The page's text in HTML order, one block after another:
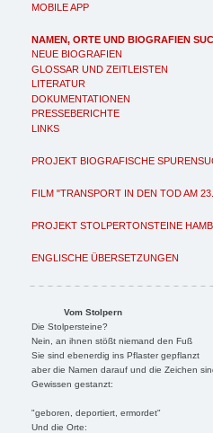
MOBILE APP
NAMEN, ORTE UND BIOGRAFIEN
NEUE BIOGRAFIEN
GLOSSAR UND ZEITLEISTEN
LITERATUR
DOKUMENTATIONEN
PRESSEBERICHTE
LINKS
PROJEKT BIOGRAFISCHE
FILM "TRANSPORT IN DEN TOD AM
PROJEKT STOLPERTONSTEINE
ENGLISCHE ÜBERSETZUNGEN
Vom Stolpern
Die Stolpersteine?
Nein, an ihnen stößt niemand den Fuß
Sie sind ebenerdig ins Pflaster gepflanzt
aber die Namen darauf und die Zeichen
Gewissen gestanzt:
"geboren, deportiert, ermordet"
Und die Orte: